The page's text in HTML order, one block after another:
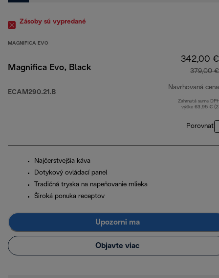
Zásoby sú vypredané
MAGNIFICA EVO
Magnifica Evo, Black
ECAM290.21.B
342,00 €
379,00 €
Navrhovaná cena
Zahrnutá suma
výške 63,95 €
Porovnať
Najčerstvejšia káva
Dotykový ovládací panel
Tradičná tryska na napeňovanie mlieka
Široká ponuka receptov
Upozorni ma
Objavte viac